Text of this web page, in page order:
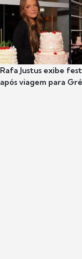
Rafa Justus exibe
após viagem para